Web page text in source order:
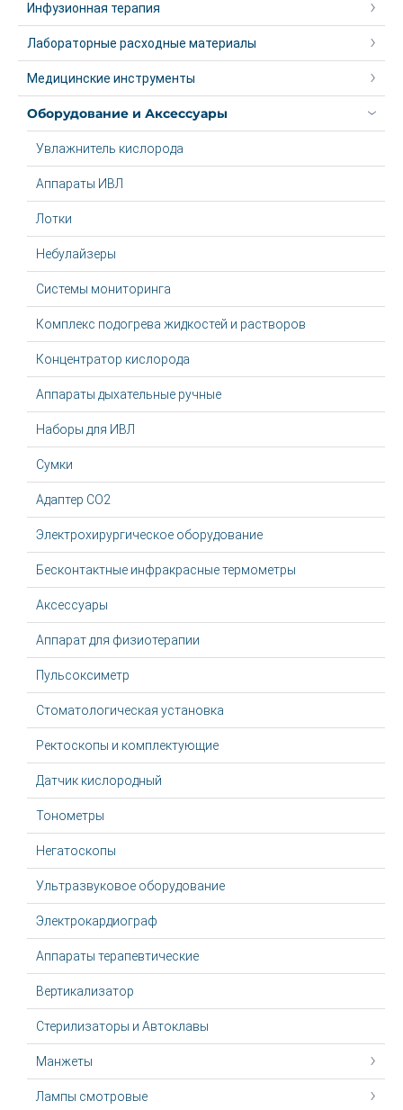
Инфузионная терапия
Лабораторные расходные материалы
Медицинские инструменты
Оборудование и Аксессуары
Увлажнитель кислорода
Аппараты ИВЛ
Лотки
Небулайзеры
Системы мониторинга
Комплекс подогрева жидкостей и растворов
Концентратор кислорода
Аппараты дыхательные ручные
Наборы для ИВЛ
Сумки
Адаптер CO2
Электрохирургическое оборудование
Бесконтактные инфракрасные термометры
Аксессуары
Аппарат для физиотерапии
Пульсоксиметр
Стоматологическая установка
Ректоскопы и комплектующие
Датчик кислородный
Тонометры
Негатоскопы
Ультразвуковое оборудование
Электрокардиограф
Аппараты терапевтические
Вертикализатор
Стерилизаторы и Автоклавы
Манжеты
Лампы смотровые